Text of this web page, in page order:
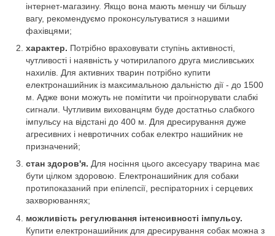
інтернет-магазину. Якщо вона мають меншу чи більшу
вагу, рекомендуємо проконсультуватися з нашими
фахівцями;
характер. Потрібно враховувати ступінь активності,
чутливості і наявність у чотирилапого друга мисливських
нахилів. Для активних тварин потрібно купити
електронашийник із максимальною дальністю дії - до 1500
м. Адже вони можуть не помітити чи проігнорувати слабкі
сигнали. Чутливим вихованцям буде достатньо слабкого
імпульсу на відстані до 400 м. Для дресирування дуже
агресивних і невротичних собак електро нашийник не
призначений;
стан здоров'я. Для носіння цього аксесуару тварина має
бути цілком здоровою. Електронашийник для собаки
протипоказаний при епілепсії, респіраторних і серцевих
захворюваннях;
можливість регулювання інтенсивності імпульсу.
Купити електронашийник для дресирування собак можна з